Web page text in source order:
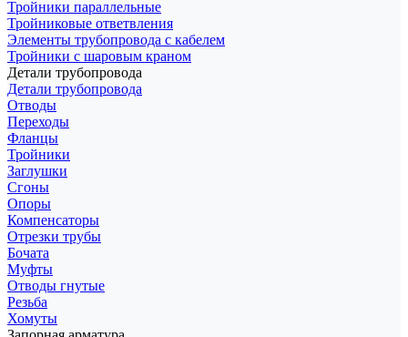
Тройники параллельные
Тройниковые ответвления
Элементы трубопровода с кабелем
Тройники с шаровым краном
Детали трубопровода
Детали трубопровода
Отводы
Переходы
Фланцы
Тройники
Заглушки
Сгоны
Опоры
Компенсаторы
Отрезки трубы
Бочата
Муфты
Отводы гнутые
Резьба
Хомуты